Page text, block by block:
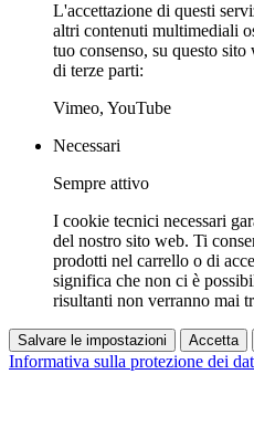
L'accettazione di questi
altri contenuti multimediali
tuo consenso, su questo
di terze parti:
Vimeo, YouTube
Necessari
Sempre attivo
I cookie tecnici necessari
del nostro sito web. Ti
prodotti nel carrello o di
significa che non ci è
risultanti non verranno mai
Salvare le impostazioni Accetta
Informativa sulla protezione dei